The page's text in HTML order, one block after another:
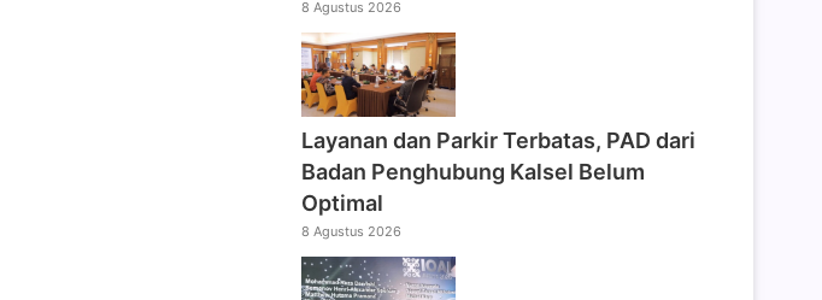
8 Agustus 2026
Layanan dan Parkir Terbatas, PAD dari
Badan Penghubung Kalsel Belum
Optimal
8 Agustus 2026